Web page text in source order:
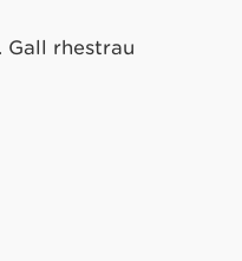
Gall rhestrau